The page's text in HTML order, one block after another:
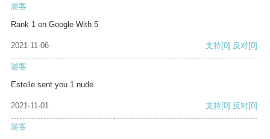
游客
Rank 1 on Google With 5
2021-11-06 支持[0] 反对[0]
游客
Estelle sent you 1 nude
2021-11-01 支持[0] 反对[0]
游客